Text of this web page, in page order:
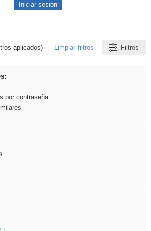
Iniciar sesión
aplicados) Limpiar filtros Filtros
por contraseña